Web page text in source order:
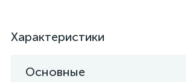
Характеристики
Основные